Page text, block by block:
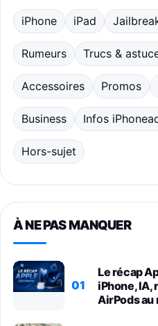
iPhone iPad
Rumeurs Trucs &
Accessoires Promos
Business Infos
Hors-sujet
À NE PAS MANQUER
01
Le récap
iPhone,
AirPods au